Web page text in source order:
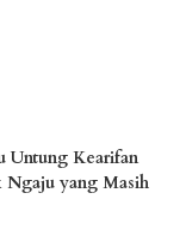
Untung Kearifan
yang Masih